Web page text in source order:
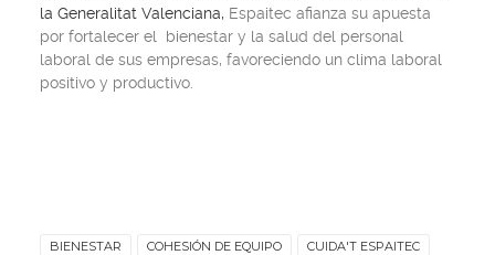
la Generalitat Valenciana, Espaitec afianza su apuesta
por fortalecer el bienestar y la salud del personal
laboral de sus empresas, favoreciendo un clima laboral
positivo y productivo.
BIENESTAR COHESIÓN DE EQUIPO CUIDA'T ESPAITEC